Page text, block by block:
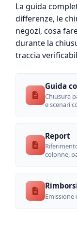
La guida
differenze, le
negozi, cosa
durante la
traccia
Guida
Chiusura
e scenari
Report
colonne,